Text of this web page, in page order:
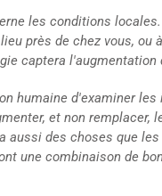
les conditions
près de chez vous,
captera l'augmentation
humaine d'examiner
et non
aussi des choses que
une combinaison de